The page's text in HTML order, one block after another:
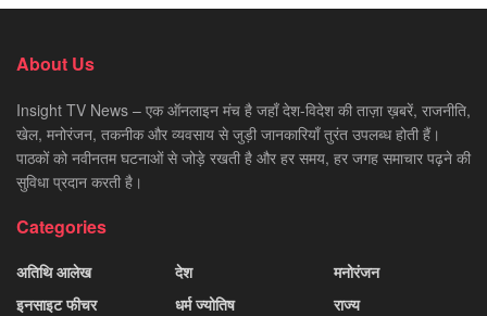
About Us
Insight TV News – एक ऑनलाइन मंच है जहाँ देश-विदेश की ताज़ा ख़बरें, राजनीति,
खेल, मनोरंजन, तकनीक और व्यवसाय से जुड़ी जानकारियाँ तुरंत उपलब्ध होती हैं।
पाठकों को नवीनतम घटनाओं से जोड़े रखती है और हर समय, हर जगह समाचार पढ़ने की
सुविधा प्रदान करती है।
Categories
अतिथि आलेख
इनसाइट फीचर
देश
धर्म ज्योतिष
मनोरंजन
राज्य